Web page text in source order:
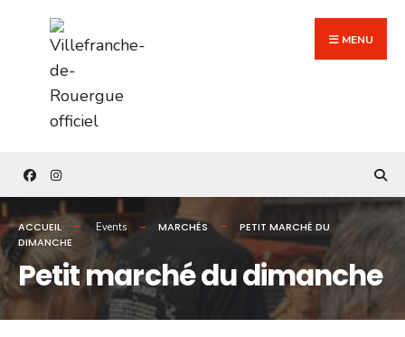
content
MENU
ACCUEIL Events MARCHÉS
PETIT MARCHÉ DU
DIMANCHE
Petit marché du dimanche
for: